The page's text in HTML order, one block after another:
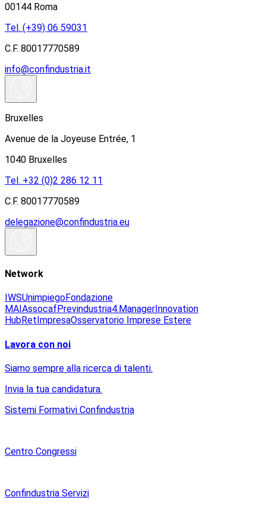
00144 Roma
Tel. (+39) 06 59031
C.F. 80017770589
info@confindustria.it
Bruxelles
Avenue de la Joyeuse Entrée, 1
1040 Bruxelles
Tel. +32 (0)2 286 12 11
C.F. 80017770589
delegazione@confindustria.eu
Network
IWSUnimpiegoFondazione
MAI Assocaf Previndustria4.Manager Innovation
HubRetImpresaOsservatorio Imprese Estere
Lavora con noi
Siamo sempre alla ricerca di talenti.
Invia la tua candidatura.
Sistemi Formativi Confindustria
Centro Congressi
Confindustria Servizi